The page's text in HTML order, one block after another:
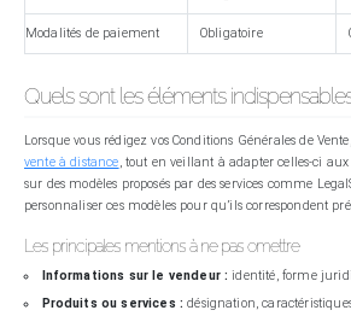
Modalités de paiement Obligatoire
Quels sont les éléments
Lorsque vous rédigez vos Conditions Générales de
vente à distance , tout en veillant à adapter celles-ci
sur des modèles proposés par des services comme
personnaliser ces modèles pour qu’ils correspondent
Les principales mentions à ne pas omettre
Informations sur le vendeur : identité, forme
Produits ou services : désignation,